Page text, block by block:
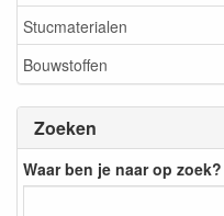
Stucmaterialen
Bouwstoffen
Zoeken
Waar ben je naar op zoek?